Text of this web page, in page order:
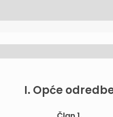
I. Opće